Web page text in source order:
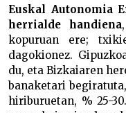
Euskal Autonomia
herrialde handiena
kopuruan ere;
dagokionez.
du, eta Bizkaiaren
banaketari
hiriburuetan, % 25-